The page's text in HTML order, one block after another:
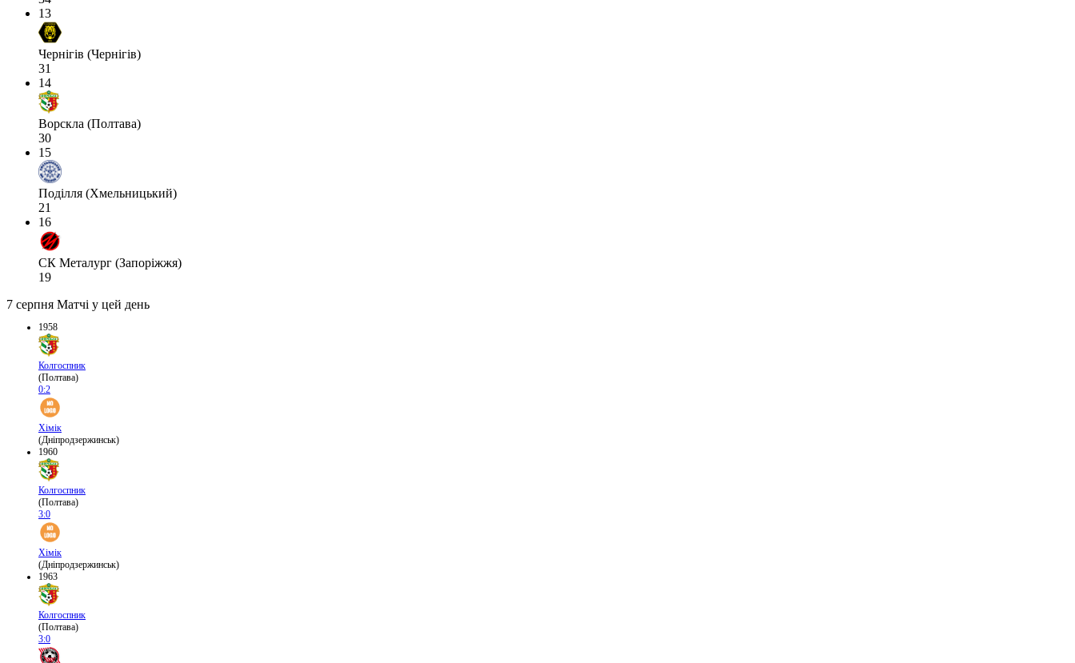
13
Чернігів (Чернігів)
31
14
Ворскла (Полтава)
30
15
Поділля (Хмельницький)
21
16
СК Металург (Запоріжжя)
19
7 серпня Матчі у цей день
1958
Колгоспник
(Полтава)
0:2
Хімік
(Дніпродзержинськ)
1960
Колгоспник
(Полтава)
3:0
Хімік
(Дніпродзержинськ)
1963
Колгоспник
(Полтава)
3:0